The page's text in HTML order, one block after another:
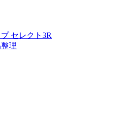
セレクト3R
理